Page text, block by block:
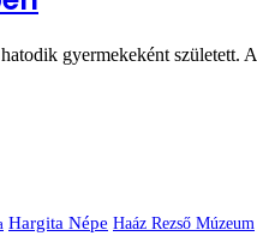
gyermekeként
Hargita Népe Haáz Rezső Múzeum